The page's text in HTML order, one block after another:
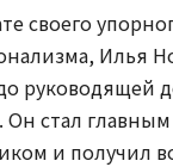
своего
Илья
руководящей
стал главным
и получил